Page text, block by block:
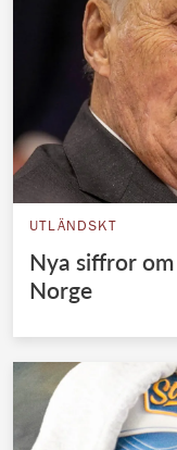
UTLÄNDSKT
Nya siffror
Norge